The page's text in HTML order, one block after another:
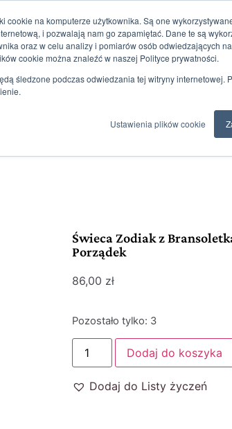
cookie na komputerze użytkownika. Są one
i pozwalają nam go zapamiętać. Dane te są
oraz w celu analizy i pomiarów osób odwiedzających
cookie można znaleźć w naszej Polityce prywatności.
śledzone podczas odwiedzania tej witryny internetowej.
Ustawienia plików cookie
7
Moje zakupy
Świeca Zodiak z
Porządek
86,00 zł
Pozostało tylko: 3
Dodaj do koszyka
Dodaj do Listy życzeń